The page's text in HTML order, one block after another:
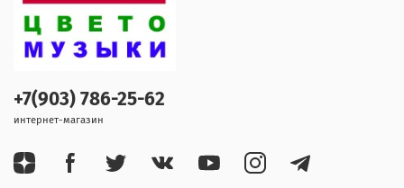
+7(903) 786-25-62
интернет-магазин